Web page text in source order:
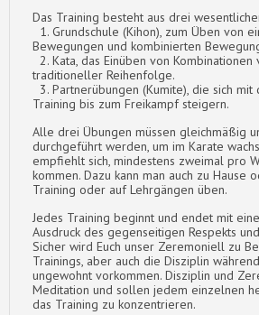
Das Training besteht aus drei
1. Grundschule (Kihon), zum Üben von
Bewegungen und kombinierten
2. Kata, das Einüben von Kombinationen
traditioneller Reihenfolge.
3. Partnerübungen (Kumite), die sich mit
Training bis zum Freikampf steigern.
Alle drei Übungen müssen gleichmäßig
durchgeführt werden, um im Karate
empfiehlt sich, mindestens zweimal pro
kommen. Dazu kann man auch zu Hause
Training oder auf Lehrgängen üben.
Jedes Training beginnt und endet mit
Ausdruck des gegenseitigen Respekts
Sicher wird Euch unser Zeremoniell zu
Trainings, aber auch die Disziplin
ungewohnt vorkommen. Disziplin und
Meditation und sollen jedem einzelnen
das Training zu konzentrieren.